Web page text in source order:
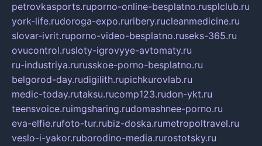
petrovkasports.ruporno-online-besplatno.rusplclub.ru
york-life.rudoroga-expo.ruribery.rucleanmedicine.ru
slovar-ivrit.ruporno-video-besplatno.ruseks-365.ru
ovucontrol.rusloty-igrovyye-avtomaty.ru
ru-industriya.rurusskoe-porno-besplatno.ru
belgorod-day.rudigilith.rupichkurovlab.ru
medic-today.rutaksu.rucomp123.rudon-ykt.ru
teensvoice.ruimgsharing.rudomashnee-porno.ru
eva-elfie.rufoto-tur.rubiz-doska.rumetropoltravel.ru
veslo-i-yakor.ruborodino-media.rurostotsky.ru